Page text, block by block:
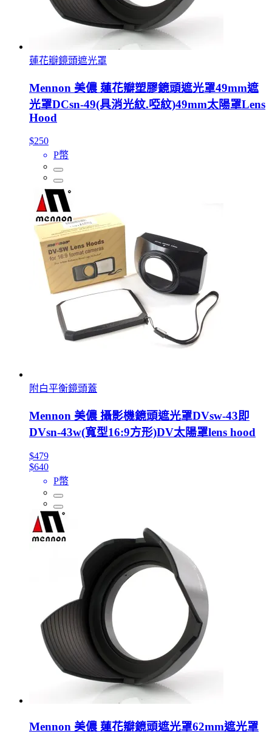
蓮花瓣鏡頭遮光罩
Mennon 美儂 蓮花瓣塑膠鏡頭遮光罩49mm遮
光罩DCsn-49(具消光紋.啞紋)49mm太陽罩Lens
Hood
$250
P幣
附白平衡鏡頭蓋
Mennon 美儂 攝影機鏡頭遮光罩DVsw-43即
DVsn-43w(寬型16:9方形)DV太陽罩lens hood
$479
$640
P幣
Mennon 美儂 蓮花瓣鏡頭遮光罩62mm遮光罩